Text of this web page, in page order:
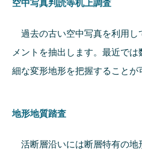
空中写真判読等机上調査
過去の古い空中写真を利用
メントを抽出します。最近で
細な変形地形を把握することが
地形地質踏査
活断層沿いには断層特有の